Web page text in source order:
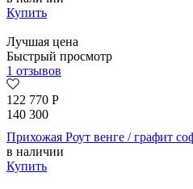
Купить
Лучшая цена
Быстрый просмотр
1 отзывов
122 770 Р
140 300
Прихожая Роут венге / графит
в наличии
Купить